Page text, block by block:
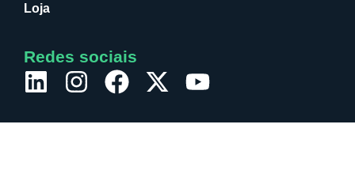
Loja
Redes sociais